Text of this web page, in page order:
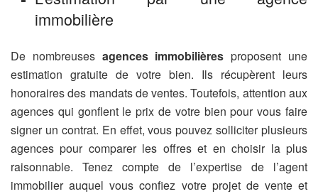
immobilière
De nombreuses agences immobilièresproposent une
estimation gratuite de votre bien. Ils récupèrent leurs
honoraires des mandats de ventes. Toutefois, attention aux
agences qui gonflent le prix de votre bien pour vous faire
signer un contrat. En effet, vous pouvez solliciter plusieurs
agences pour comparer les offres et en choisir la plus
raisonnable. Tenez compte de l’expertise de l’agent
immobilier auquel vous confiez votre projet de vente et